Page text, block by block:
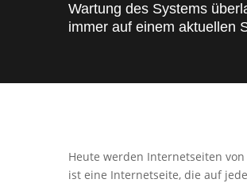
Wartung des Systems
immer auf einem aktuellen
Heute werden Internetseiten
ist eine Internetseite, die auf